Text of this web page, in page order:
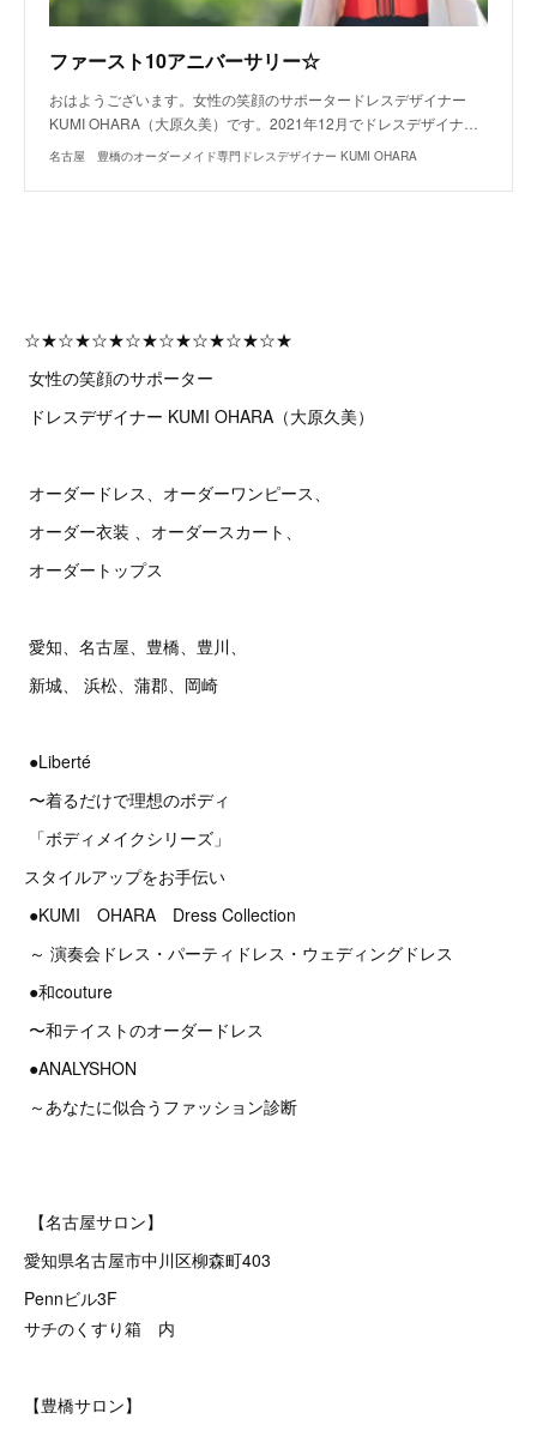
ファースト10アニバーサリー☆
おはようございます。女性の笑顔のサポータードレスデザイナー
KUMI OHARA（大原久美）です。2021年12月でドレスデザイナ…
名古屋 豊橋のオーダーメイド専門ドレスデザイナー KUMI OHARA
☆★☆★☆★☆★☆★☆★☆★☆★
女性の笑顔のサポーター
ドレスデザイナー KUMI OHARA（大原久美）
オーダードレス、オーダーワンピース、
オーダー衣装 、オーダースカート、
オーダートップス
愛知、名古屋、豊橋、豊川、
新城、 浜松、蒲郡、岡崎
●Liberté
〜着るだけで理想のボディ
「ボディメイクシリーズ」
スタイルアップをお手伝い
●KUMI OHARA Dress Collection
～ 演奏会ドレス・パーティドレス・ウェディングドレス
●和couture
〜和テイストのオーダードレス
●ANALYSHON
～あなたに似合うファッション診断
【名古屋サロン】
愛知県名古屋市中川区柳森町403
Pennビル3F
サチのくすり箱 内
【豊橋サロン】